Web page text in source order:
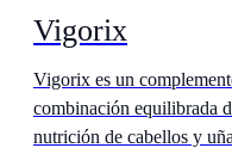
Vigorix
Vigorix es un
combinación equilibrada
nutrición de cabellos y